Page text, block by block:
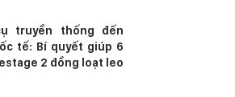
truyền thống đến
tế: Bí quyết giúp 6
2 đồng loạt leo